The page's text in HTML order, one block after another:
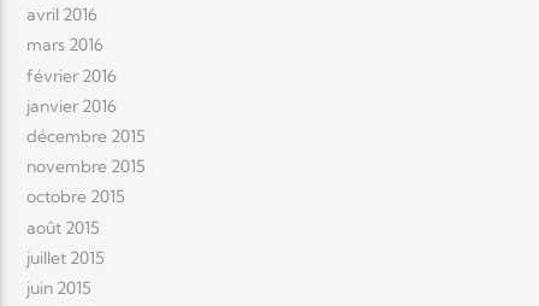
avril 2016
mars 2016
février 2016
janvier 2016
décembre 2015
novembre 2015
octobre 2015
août 2015
juillet 2015
juin 2015